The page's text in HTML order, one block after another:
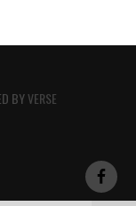
BYVERSE